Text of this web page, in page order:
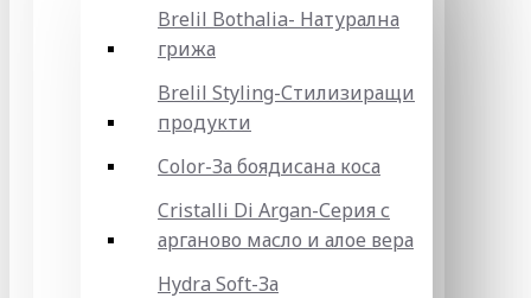
Brelil Bothalia- Натурална
грижа
Brelil Styling-Стилизиращи
продукти
Color-За боядисана коса
Cristalli Di Argan-Серия с
арганово масло и алое вера
Hydra Soft-За